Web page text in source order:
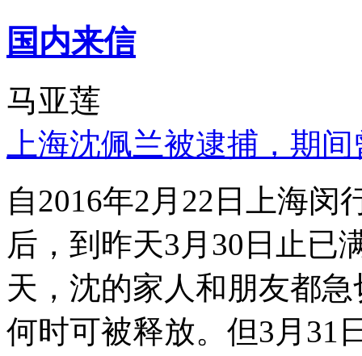
国内来信
马亚莲
上海沈佩兰被逮捕，期
自2016年2月22日上海
后，到昨天3月30日止已
天，沈的家人和朋友都
何时可被释放。但3月31